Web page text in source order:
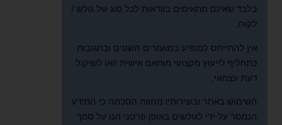
בלבד שאינם מתאימים בוודאות לכל סוג של גולש /
לקוח.
אין להתייחס למופיע במאמרים השונים ובתגובות
כתחליף לייעוץ מקצועי מותאם אישית ו/או לשיקול
דעת עצמאי.
השימוש באתר ובשירותיו מהווה הסכמה כי המידע
הנמסר על-ידי לגולשים באופן פרטני הנו על סמך